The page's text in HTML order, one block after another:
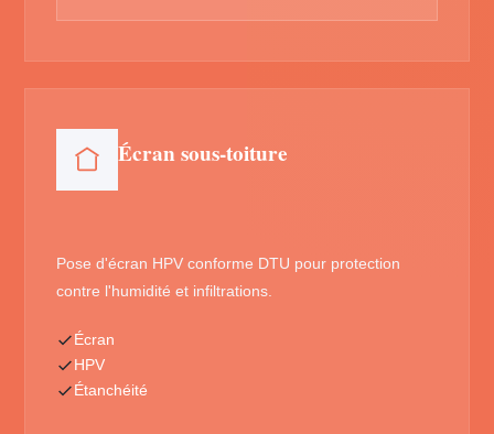
Écran sous-toiture
Pose d'écran HPV conforme DTU pour protection
contre l'humidité et infiltrations.
Écran
HPV
Étanchéité